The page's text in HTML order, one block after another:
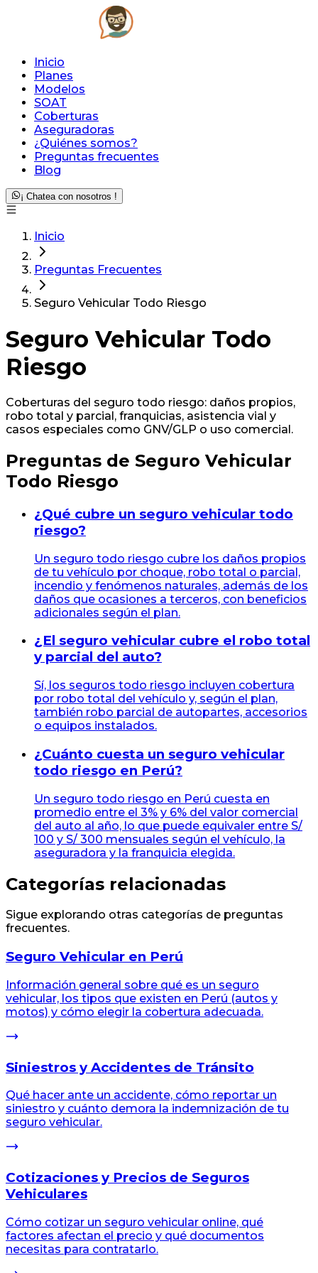
Inicio
Planes
Modelos
SOAT
Coberturas
Aseguradoras
¿Quiénes somos?
Preguntas frecuentes
Blog
¡ Chatea con nosotros !
Inicio
Preguntas Frecuentes
Seguro Vehicular Todo Riesgo
Seguro Vehicular Todo
Riesgo
Coberturas del seguro todo riesgo: daños propios,
robo total y parcial, franquicias, asistencia vial y
casos especiales como GNV/GLP o uso comercial.
Preguntas de Seguro Vehicular
Todo Riesgo
¿Qué cubre un seguro vehicular todo
riesgo?
Un seguro todo riesgo cubre los daños propios
de tu vehículo por choque, robo total o parcial,
incendio y fenómenos naturales, además de los
daños que ocasiones a terceros, con beneficios
adicionales según el plan.
¿El seguro vehicular cubre el robo total
y parcial del auto?
Sí, los seguros todo riesgo incluyen cobertura
por robo total del vehículo y, según el plan,
también robo parcial de autopartes, accesorios
o equipos instalados.
¿Cuánto cuesta un seguro vehicular
todo riesgo en Perú?
Un seguro todo riesgo en Perú cuesta en
promedio entre el 3% y 6% del valor comercial
del auto al año, lo que puede equivaler entre S/
100 y S/ 300 mensuales según el vehículo, la
aseguradora y la franquicia elegida.
Categorías relacionadas
Sigue explorando otras categorías de preguntas
frecuentes.
Seguro Vehicular en Perú
Información general sobre qué es un seguro
vehicular, los tipos que existen en Perú (autos y
motos) y cómo elegir la cobertura adecuada.
Siniestros y Accidentes de Tránsito
Qué hacer ante un accidente, cómo reportar un
siniestro y cuánto demora la indemnización de tu
seguro vehicular.
Cotizaciones y Precios de Seguros
Vehiculares
Cómo cotizar un seguro vehicular online, qué
factores afectan el precio y qué documentos
necesitas para contratarlo.